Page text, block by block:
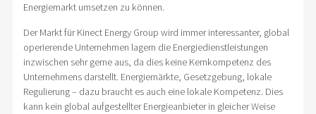
Energiemarkt umsetzen zu können.
Der Markt für Kinect Energy Group wird immer interessanter, global
operierende Unternehmen lagern die Energiedienstleistungen
inzwischen sehr gerne aus, da dies keine Kernkompetenz des
Unternehmens darstellt. Energiemärkte, Gesetzgebung, lokale
Regulierung – dazu braucht es auch eine lokale Kompetenz. Dies
kann kein global aufgestellter Energieanbieter in gleicher Weise